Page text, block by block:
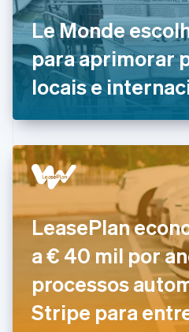
Le Monde
para aprimorar
locais e
LeasePlan
a € 40 mil por
processos
Stripe para
Dinamarca
English
Emirados Árabes Unidos
English
Eslováquia
English
EnglishItaliano
Espanha
Español English
Estados Unidos
EnglishEspañol简体中文
English
Finlândia
EnglishSvenska
França
FrançaisEnglish
English